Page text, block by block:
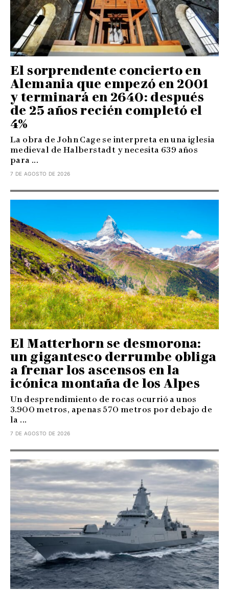
El sorprendente concierto en
Alemania que empezó en 2001
y terminará en 2640: después
de 25 años recién completó el
4%
La obra de John Cage se interpreta en una iglesia
medieval de Halberstadt y necesita 639 años
para ...
7 DE AGOSTO DE 2026
El Matterhorn se desmorona:
un gigantesco derrumbe obliga
a frenar los ascensos en la
icónica montaña de los Alpes
Un desprendimiento de rocas ocurrió a unos
3.900 metros, apenas 570 metros por debajo de
la ...
7 DE AGOSTO DE 2026